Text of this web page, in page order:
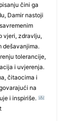
čini ga
Damir nastoji
vjeri, zdravlju,
dešavanjima.
tolerancije,
i uvjerenja.
čitaocima i
na
i inspiriše.